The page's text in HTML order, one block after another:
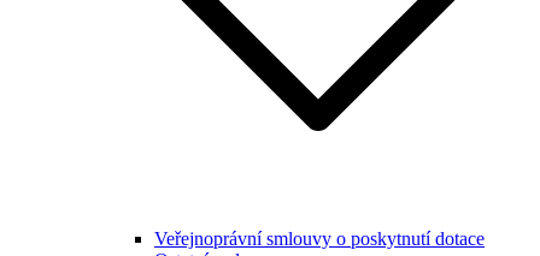
Veřejnoprávní smlouvy o poskytnutí dotace